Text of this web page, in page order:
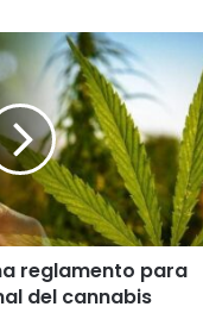
reglamento para
del cannabis